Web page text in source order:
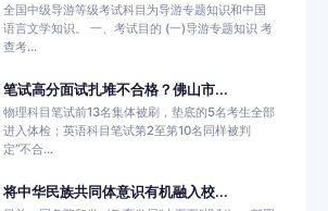
全国中级导游等级考试科目为导游专题知识和中国
语言文学知识。 一、考试目的 (一)导游专题知识 考
查考...
笔试高分面试扎堆不合格？佛山市...
物理科目笔试前13名集体被刷，垫底的5名考生全部
进入体检；英语科目笔试第2至第10名同样被判
定“不合...
将中华民族共同体意识有机融入校...